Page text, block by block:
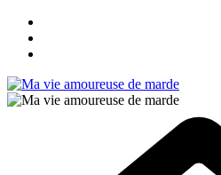
Passer
contenu